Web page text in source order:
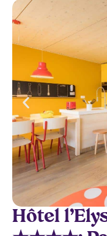
Hôtel